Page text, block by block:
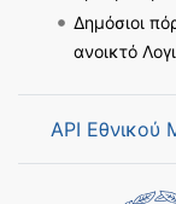
Δημόσιοι
ανοικτό
API Εθνικού